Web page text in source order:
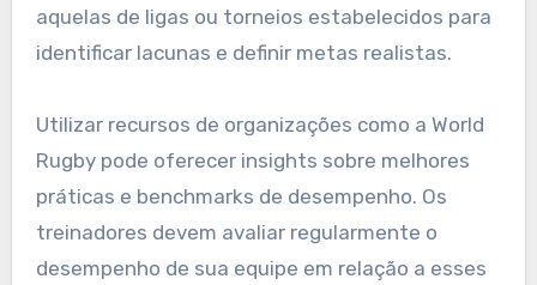
aquelas de ligas ou torneios estabelecidos para
identificar lacunas e definir metas realistas.
Utilizar recursos de organizações como a World
Rugby pode oferecer insights sobre melhores
práticas e benchmarks de desempenho. Os
treinadores devem avaliar regularmente o
desempenho de sua equipe em relação a esses